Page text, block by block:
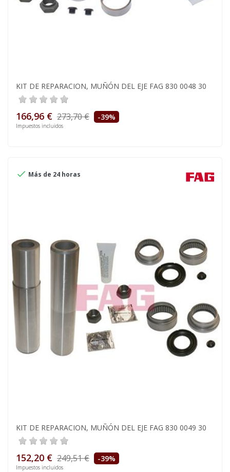
KIT DE REPARACION, MUÑÓN DEL EJE FAG 830 0048 30
166,96 € 273,70 € -39%
Impuestos incluidos
 Más de 24 horas
KIT DE REPARACION, MUÑÓN DEL EJE FAG 830 0049 30
152,20 € 249,51 € -39%
Impuestos incluidos